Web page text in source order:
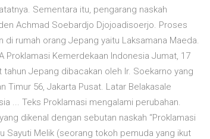
Sementara itu, pengarang naskah
Achmad Soebardjo Djojoadisoerjo. Proses
rumah orang Jepang yaitu Laksamana Maeda.
Proklamasi Kemerdekaan Indonesia Jumat, 17
Jepang dibacakan oleh Ir. Soekarno yang
Timur 56, Jakarta Pusat. Latar Belakasale
... Teks Proklamasi mengalami perubahan.
dikenal dengan sebutan naskah “Proklamasi
Sayuti Melik (seorang tokoh pemuda yang ikut